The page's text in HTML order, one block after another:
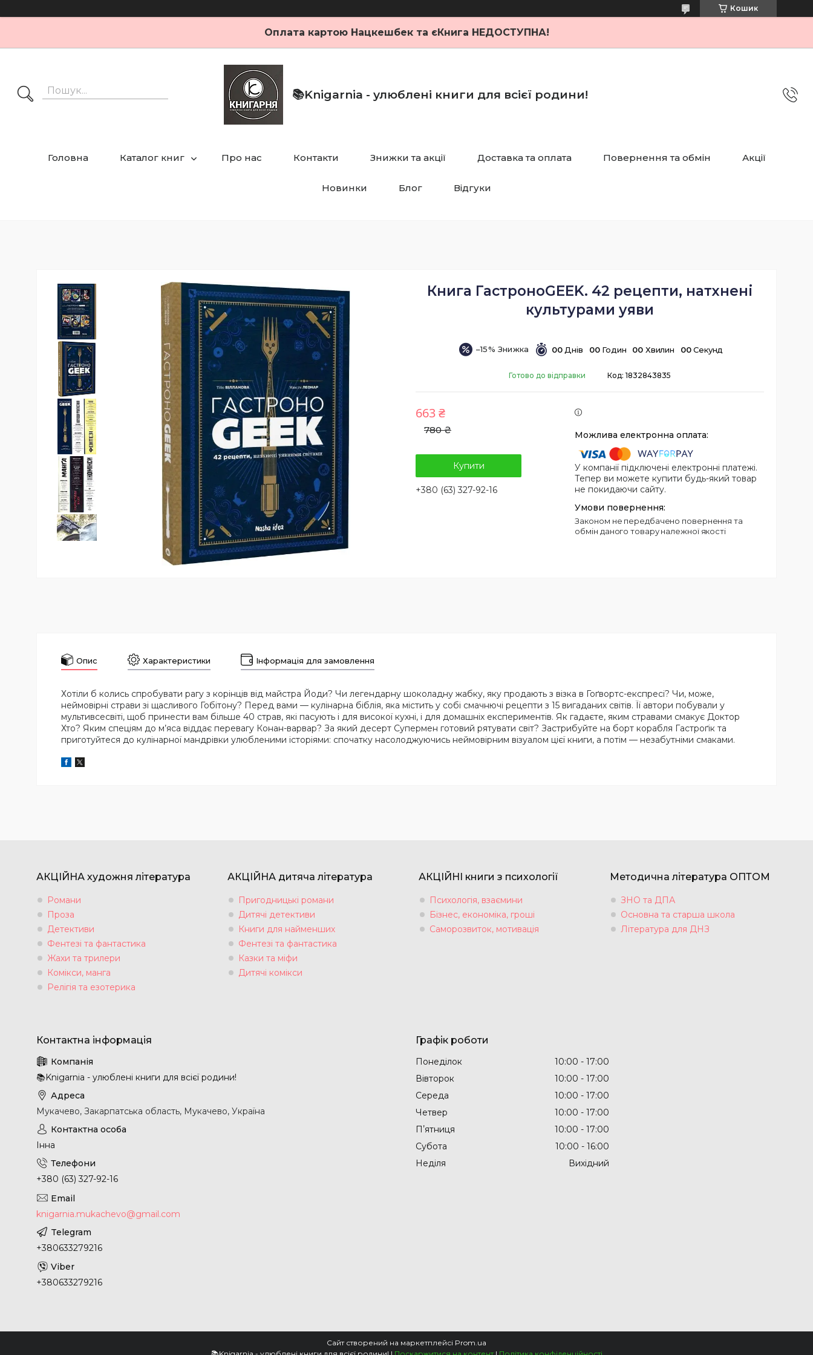
Кошик
Оплата картою Нацкешбек та єКнига НЕДОСТУПНА!
📚Knigarnia - улюблені книги для всієї родини!
Головна Каталог книг Про нас Контакти Знижки та акції Доставка та оплата Повернення та обмін Акції
Новинки Блог Відгуки
Книга ГастроноGEEK. 42 рецепти, натхнені
культурами уяви
–15% 00 Днів 00 Годин 00 Хвилин 00 Секунд
Готово до відправки Код: 1832843835
780 ₴
663 ₴
Купити
+380 (63) 327-92-16
У компанії підключені електронні платежі.
Тепер ви можете купити будь-який товар
не покидаючи сайту.
Законом не передбачено повернення та
обмін даного товару належної якості
Опис Характеристики Інформація для замовлення
Хотіли б колись спробувати рагу з корінців від майстра Йоди? Чи легендарну шоколадну жабку, яку продають з візка в Гоґвортс-експресі? Чи, може,
неймовірні страви зі щасливого Гобітону? Перед вами — кулінарна біблія, яка містить у собі смачнючі рецепти з 15 вигаданих світів. Її автори побували у
мультивсесвіті, щоб принести вам більше 40 страв, які пасують і для високої кухні, і для домашніх експериментів. Як гадаєте, яким стравами смакує Доктор
Хто? Яким спеціям до м’яса віддає перевагу Конан-варвар? За який десерт Супермен готовий рятувати світ? Застрибуйте на борт корабля Гастроґік та
приготуйтеся до кулінарної мандрівки улюбленими історіями: спочатку насолоджуючись неймовірним візуалом цієї книги, а потім — незабутніми смаками.
АКЦІЙНА художня література
Романи
Проза
Детективи
Фентезі та фантастика
Жахи та трилери
Комікси, манга
Релігія та езотерика
АКЦІЙНА дитяча література
Пригодницькі романи
Дитячі детективи
Книги для найменших
Фентезі та фантастика
Казки та міфи
Дитячі комікси
АКЦІЙНІ книги з психології
Психологія, взаємини
Бізнес, економіка, гроші
Саморозвиток, мотивація
Методична література ОПТОМ
ЗНО та ДПА
Основна та старша школа
Література для ДНЗ
📚Knigarnia - улюблені книги для всієї родини!
Мукачево, Закарпатська область, Мукачево, Україна
Інна
+380 (63) 327-92-16
knigarnia.mukachevo@gmail.com
+380633279216
+380633279216
Графік роботи
Понеділок 10:00
17:00
Вівторок
10:00
17:00
Середа
10:00
17:00
Четвер
10:00
17:00
Пʼятниця
10:00
17:00
Субота
10:00
16:00
Неділя
Вихідний
Сайт створений на маркетплейсі Prom.ua